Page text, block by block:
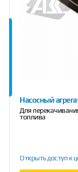
Насосный
Для
топлива
Открыть доступ к